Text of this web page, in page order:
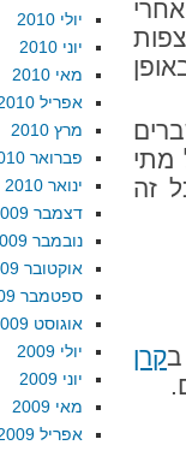
מתי
זה
קרן
יולי 2010
יוני 2010
מאי 2010
אפריל 2010
מרץ 2010
פברואר 2010
ינואר 2010
דצמבר 2009
נובמבר 2009
אוקטובר 2009
ספטמבר 2009
אוגוסט 2009
יולי 2009
יוני 2009
מאי 2009
אפריל 2009